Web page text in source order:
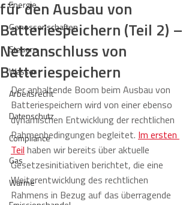
Energie
Genossenschaften
Steuern
Wasser
Arbeitsrecht
Datenschutz
Compliance
Gas
Wärme
für den Ausbau von
Batteriespeichern (Teil 2) –
Netzanschluss von
Batteriespeichern
Der anhaltende Boom beim Ausbau von
Batteriespeichern wird von einer ebenso
dynamischen Entwicklung der rechtlichen
Rahmenbedingungen begleitet. Im ersten
Teil haben wir bereits über aktuelle
Gesetzesinitiativen berichtet, die eine
Weiterentwicklung des rechtlichen
Rahmens in Bezug auf das überragende